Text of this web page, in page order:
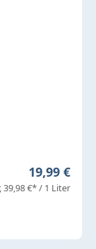
Regulärer
19,99 €
39,98 €* / 1 Liter